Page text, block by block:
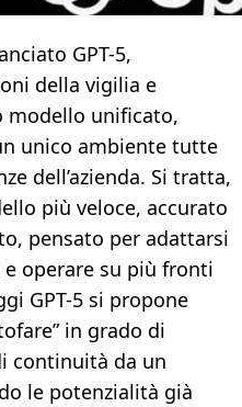
GPT-5,
della vigilia e
modello unificato,
unico ambiente tutte
dell’azienda. Si tratta,
più veloce, accurato
pensato per adattarsi
operare su più fronti
GPT-5 si propone
in grado di
continuità da un
le potenzialità già